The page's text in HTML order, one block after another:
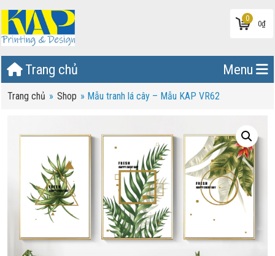
0
0₫
Trang chủ Menu
Trang chủ » Shop » Mẫu tranh lá cây – Mẫu KAP VR62